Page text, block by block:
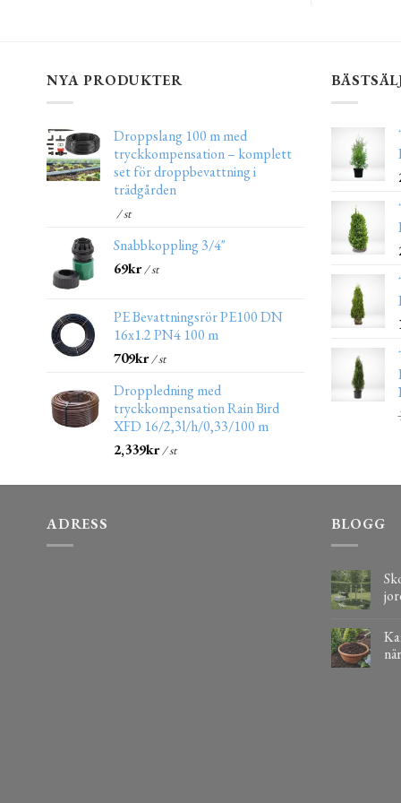
NYA PRODUKTER
Droppslang 100 m med
tryckkompensation – komplett
set för droppbevattning i
trädgården
/ st
Snabbkoppling 3/4"
69kr/ st
PE Bevattningsrör PE100 DN
16x1.2 PN4 100 m
709kr/ st
Droppledning med
tryckkompensation Rain Bird
XFD 16/2,3l/h/0,33/100 m
2,339kr/ st
ADRESS BLOGG